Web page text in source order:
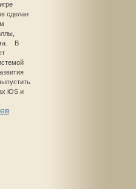
сделан
В
iOS и